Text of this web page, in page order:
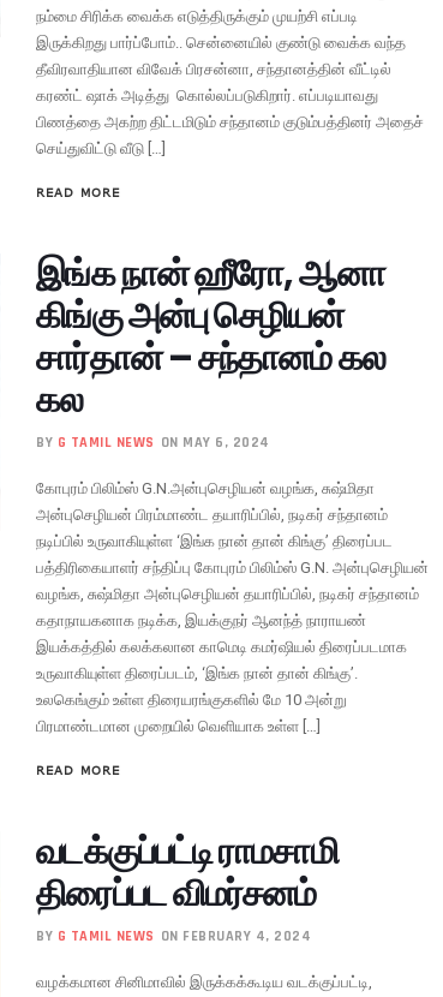
நம்மை சிரிக்க வைக்க எடுத்திருக்கும் முயற்சி எப்படி
இருக்கிறது பார்ப்போம்.. சென்னையில் குண்டு வைக்க வந்த
தீவிரவாதியான விவேக் பிரசன்னா, சந்தானத்தின் வீட்டில்
கரண்ட் ஷாக் அடித்து கொல்லப்படுகிறார். எப்படியாவது
பிணத்தை அகற்ற திட்டமிடும் சந்தானம் குடும்பத்தினர் அதைச்
செய்துவிட்டு வீடு […]
READ MORE
இங்க நான் ஹீரோ, ஆனா
கிங்கு அன்பு செழியன்
சார்தான் – சந்தானம் கல
கல
BY G TAMIL NEWS ON MAY 6, 2024
கோபுரம் பிலிம்ஸ் G.N.அன்புசெழியன் வழங்க, சுஷ்மிதா
அன்புசெழியன் பிரம்மாண்ட தயாரிப்பில், நடிகர் சந்தானம்
நடிப்பில் உருவாகியுள்ள ‘இங்க நான் தான் கிங்கு’ திரைப்பட
பத்திரிகையாளர் சந்திப்பு கோபுரம் பிலிம்ஸ் G.N. அன்புசெழியன்
வழங்க, சுஷ்மிதா அன்புசெழியன் தயாரிப்பில், நடிகர் சந்தானம்
கதாநாயகனாக நடிக்க, இயக்குநர் ஆனந்த் நாராயண்
இயக்கத்தில் கலக்கலான காமெடி கமர்ஷியல் திரைப்படமாக
உருவாகியுள்ள திரைப்படம், ‘இங்க நான் தான் கிங்கு’.
உலகெங்கும் உள்ள திரையரங்குகளில் மே 10 அன்று
பிரமாண்டமான முறையில் வெளியாக உள்ள […]
READ MORE
வடக்குப்பட்டி ராமசாமி
திரைப்பட விமர்சனம்
BY G TAMIL NEWS ON FEBRUARY 4, 2024
வழக்கமான சினிமாவில் இருக்கக்கூடிய வடக்குப்பட்டி,